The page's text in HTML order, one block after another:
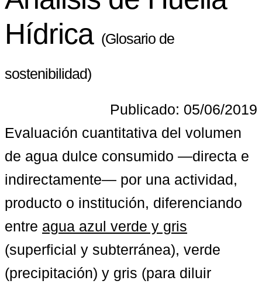
Hídrica (Glosario de
sostenibilidad)
Publicado: 05/06/2019
Evaluación cuantitativa del volumen
de agua dulce consumido —directa e
indirectamente— por una actividad,
producto o institución, diferenciando
entre agua azul verde y gris
(superficial y subterránea), verde
(precipitación) y gris (para diluir